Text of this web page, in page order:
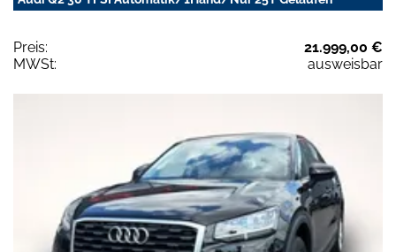
Preis:
21.999,00 €
MWSt:
ausweisbar